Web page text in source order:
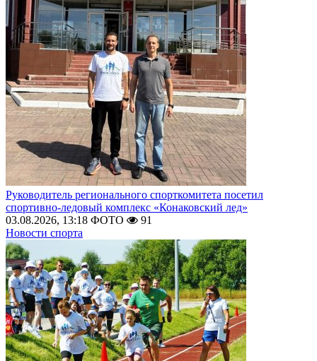
Руководитель регионального спорткомитета посетил
спортивно-ледовый комплекс «Конаковский лед»
03.08.2026, 13:18 ФОТО
91
Новости спорта